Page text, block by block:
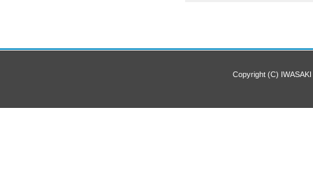
Copyright (C)